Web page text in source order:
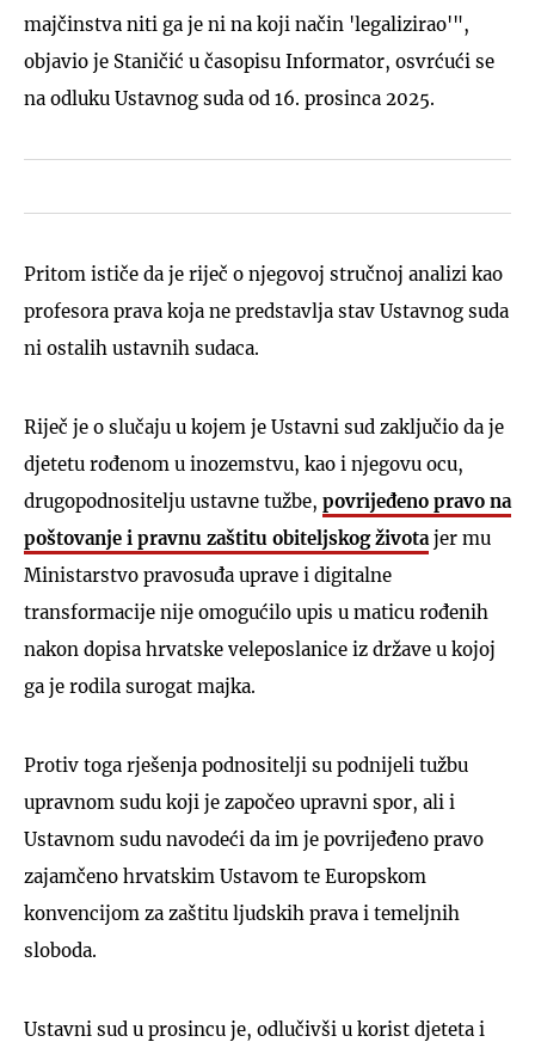
majčinstva niti ga je ni na koji način 'legalizirao'",
objavio je Staničić u časopisu Informator, osvrćući se
na odluku Ustavnog suda od 16. prosinca 2025.
Pritom ističe da je riječ o njegovoj stručnoj analizi kao
profesora prava koja ne predstavlja stav Ustavnog suda
ni ostalih ustavnih sudaca.
Riječ je o slučaju u kojem je Ustavni sud zaključio da je
djetetu rođenom u inozemstvu, kao i njegovu ocu,
drugopodnositelju ustavne tužbe, povrijeđeno pravo na
poštovanje i pravnu zaštitu obiteljskog života jer mu
Ministarstvo pravosuđa uprave i digitalne
transformacije nije omogućilo upis u maticu rođenih
nakon dopisa hrvatske veleposlanice iz države u kojoj
ga je rodila surogat majka.
Protiv toga rješenja podnositelji su podnijeli tužbu
upravnom sudu koji je započeo upravni spor, ali i
Ustavnom sudu navodeći da im je povrijeđeno pravo
zajamčeno hrvatskim Ustavom te Europskom
konvencijom za zaštitu ljudskih prava i temeljnih
sloboda.
Ustavni sud u prosincu je, odlučivši u korist djeteta i